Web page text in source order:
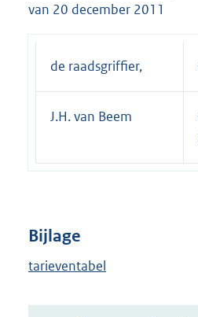
van 20 december 2011
de raadsgriffier,
J.H. van Beem
Bijlage
tarieventabel